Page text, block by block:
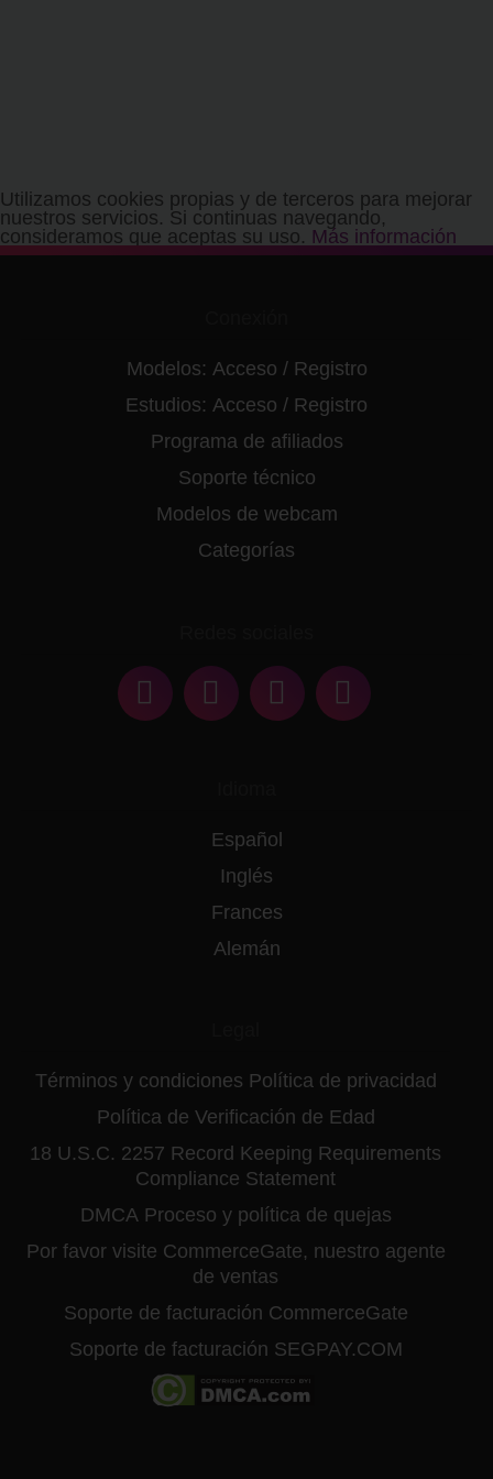
Utilizamos cookies propias y de terceros para mejorar
nuestros servicios. Si continuas navegando,
consideramos que aceptas su uso. Más información
Modelos: Acceso / Registro
Estudios: Acceso / Registro
Programa de afiliados
Soporte técnico
Modelos de webcam
Categorías
Español
Inglés
Frances
Alemán
Términos y condiciones Política de privacidad
Política de Verificación de Edad
18 U.S.C. 2257 Record Keeping Requirements
Compliance Statement
DMCA Proceso y política de quejas
Por favor visite CommerceGate, nuestro agente
de ventas
Soporte de facturación CommerceGate
Soporte de facturación SEGPAY.COM